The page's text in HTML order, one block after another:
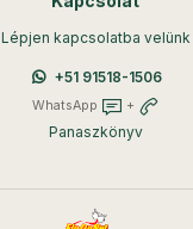
Lépjen kapcsolatba velünk
+51 91518-1506
WhatsApp +
Panaszkönyv